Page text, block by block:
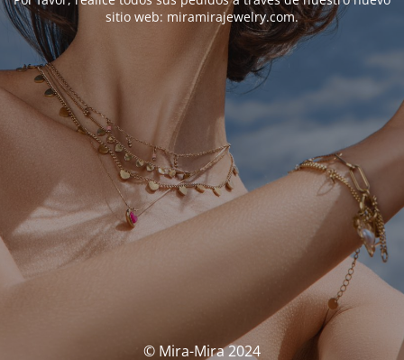
sitio web: miramirajewelry.com.
© Mira-Mira 2024